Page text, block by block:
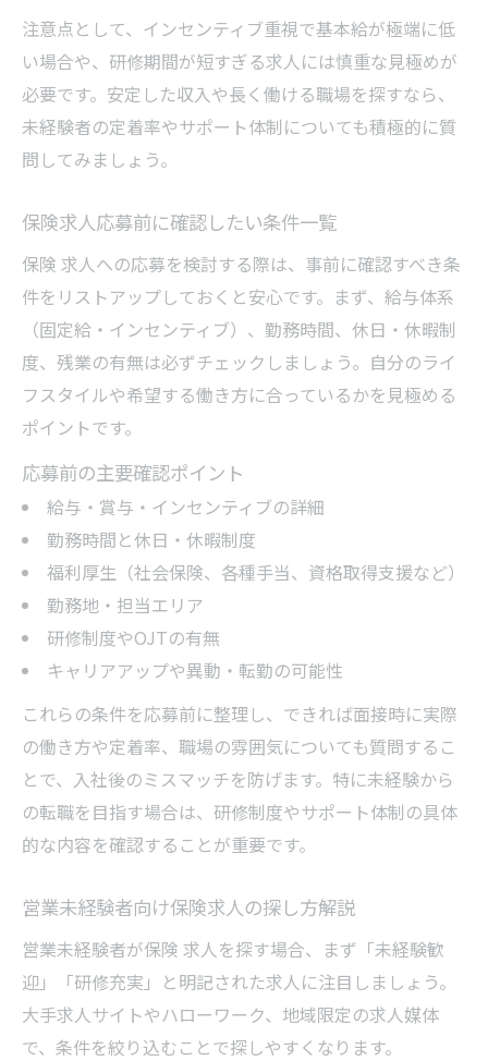
注意点として、インセンティブ重視で基本給が極端に低
い場合や、研修期間が短すぎる求人には慎重な見極めが
必要です。安定した収入や長く働ける職場を探すなら、
未経験者の定着率やサポート体制についても積極的に質
問してみましょう。
保険求人応募前に確認したい条件一覧
保険 求人への応募を検討する際は、事前に確認すべき条
件をリストアップしておくと安心です。まず、給与体系
（固定給・インセンティブ）、勤務時間、休日・休暇制
度、残業の有無は必ずチェックしましょう。自分のライ
フスタイルや希望する働き方に合っているかを見極める
ポイントです。
応募前の主要確認ポイント
給与・賞与・インセンティブの詳細
勤務時間と休日・休暇制度
福利厚生（社会保険、各種手当、資格取得支援など）
勤務地・担当エリア
研修制度やOJTの有無
キャリアアップや異動・転勤の可能性
これらの条件を応募前に整理し、できれば面接時に実際
の働き方や定着率、職場の雰囲気についても質問するこ
とで、入社後のミスマッチを防げます。特に未経験から
の転職を目指す場合は、研修制度やサポート体制の具体
的な内容を確認することが重要です。
営業未経験者向け保険求人の探し方解説
営業未経験者が保険 求人を探す場合、まず「未経験歓
迎」「研修充実」と明記された求人に注目しましょう。
大手求人サイトやハローワーク、地域限定の求人媒体
で、条件を絞り込むことで探しやすくなります。